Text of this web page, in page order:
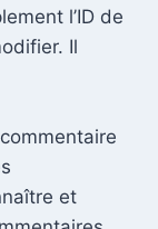
l’ID de
Il
et